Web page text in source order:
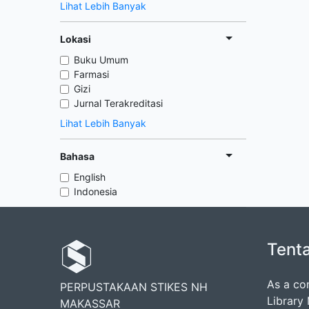
Lihat Lebih Banyak
Lokasi
Buku Umum
Farmasi
Gizi
Jurnal Terakreditasi
Lihat Lebih Banyak
Bahasa
English
Indonesia
PERPUSTAKAAN STIKES NH
MAKASSAR
As a
Library